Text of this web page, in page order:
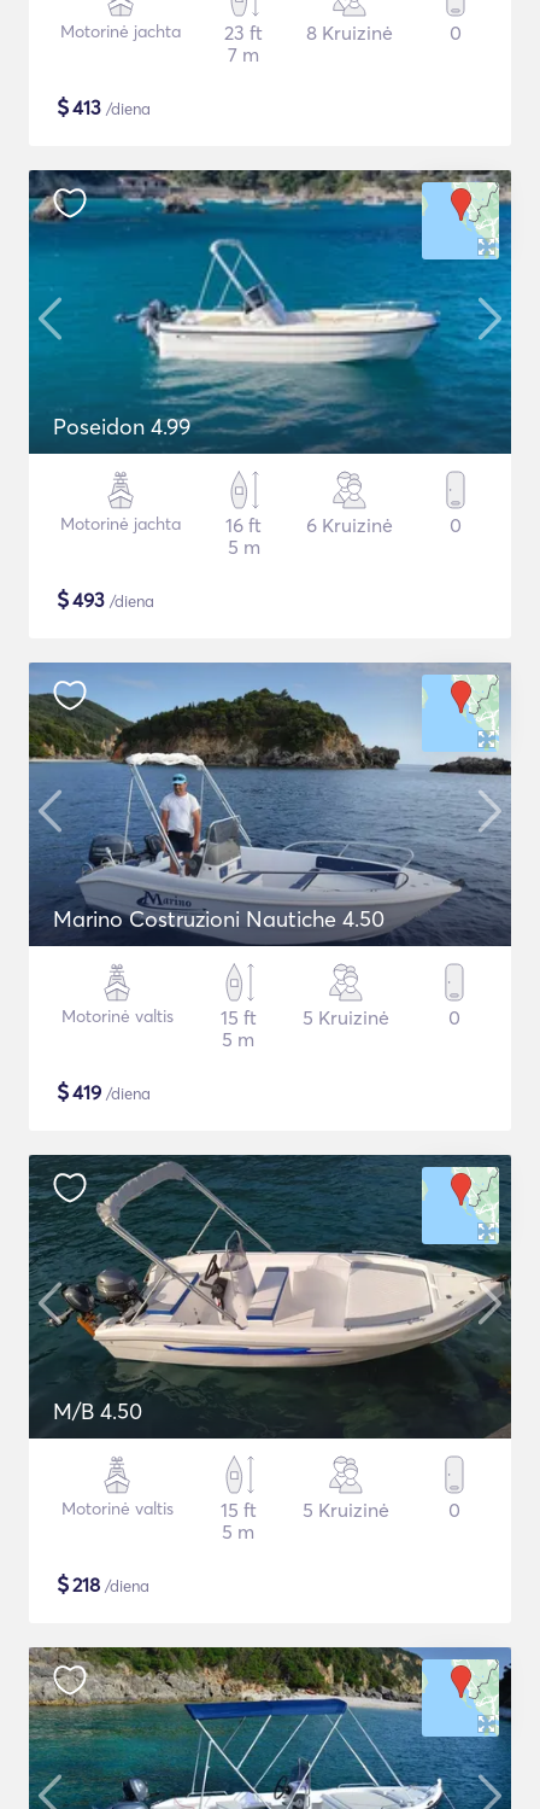
Motorinė jachta
23 ft
7 m
8 Kruizinė 0
$413 /diena
Poseidon 4.99
Motorinė jachta
16 ft
5 m
6 Kruizinė 0
$493 /diena
Marino Costruzioni Nautiche 4.50
Motorinė valtis
15 ft
5 m
5 Kruizinė 0
$419 /diena
M/B 4.50
Motorinė valtis
15 ft
5 m
5 Kruizinė 0
$218 /diena